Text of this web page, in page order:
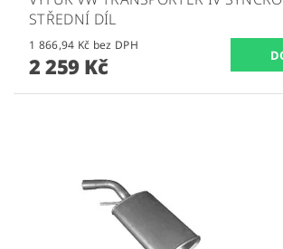
STŘEDNÍ DÍL
1 866,94 Kč bez DPH
2 259 Kč